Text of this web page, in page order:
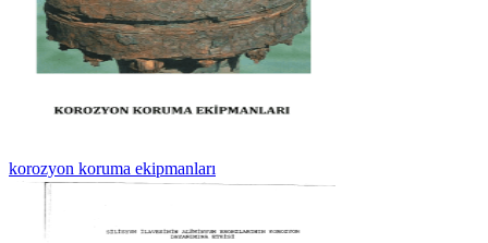
korozyon koruma ekipmanları